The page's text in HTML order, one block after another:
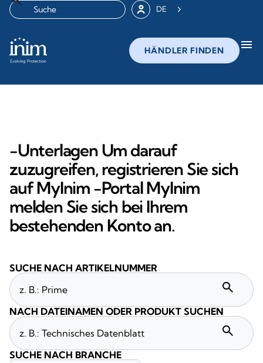
DE
HÄNDLER FINDEN menu
-Unterlagen Um darauf
zuzugreifen, registrieren Sie sich
auf MyInim -Portal MyInim
melden Sie sich bei Ihrem
bestehenden Konto an.
SUCHE NACH ARTIKELNUMMER
search
NACH DATEINAMEN ODER PRODUKT SUCHEN
search
SUCHE NACH BRANCHE